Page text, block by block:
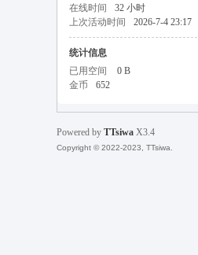
丝
在线时间
32 小时
上次活动时间
2026-7-4 23:17
统计信息
已用空间
0 B
金币
652
Powered by TTsiwa X3.4
Copyright © 2022-2023, TTsiwa.